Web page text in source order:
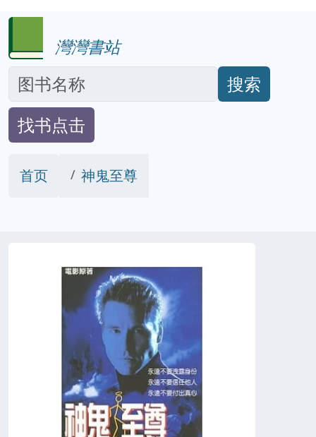
灣灣書站
搜索
找书点击
首页 神鬼至尊